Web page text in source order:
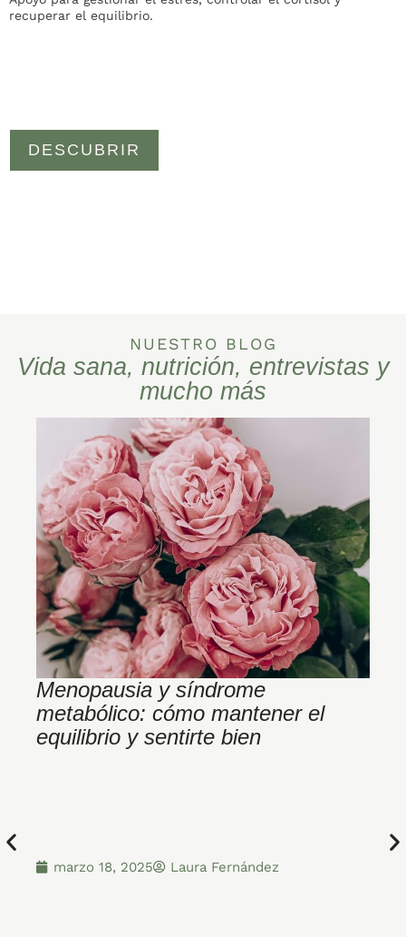
DESCUBRIR
recuperar el equilibrio.
NUESTRO BLOG
Vida sana, nutrición, entrevistas y
mucho más
Menopausia y síndrome
metabólico: cómo mantener el
equilibrio y sentirte bien
marzo 18, 2025 Laura Fernández